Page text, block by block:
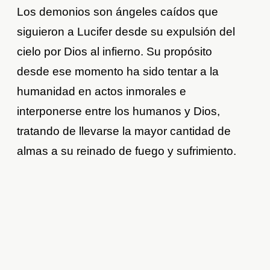
Los demonios son ángeles caídos que
siguieron a Lucifer desde su expulsión del
cielo por Dios al infierno. Su propósito
desde ese momento ha sido tentar a la
humanidad en actos inmorales e
interponerse entre los humanos y Dios,
tratando de llevarse la mayor cantidad de
almas a su reinado de fuego y sufrimiento.